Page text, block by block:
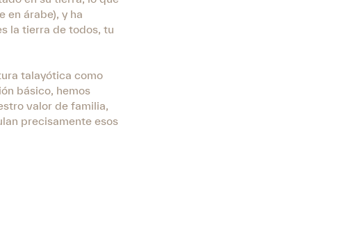
en árabe), y ha
la tierra de todos, tu
talayótica como
básico, hemos
valor de familia,
precisamente esos